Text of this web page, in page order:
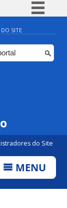
BR
SITE
do Site
MENU